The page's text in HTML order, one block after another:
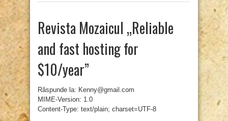
Revista Mozaicul „Reliable
and fast hosting for
$10/year”
Răspunde la: Kenny@gmail.com
MIME-Version: 1.0
Content-Type: text/plain; charset=UTF-8